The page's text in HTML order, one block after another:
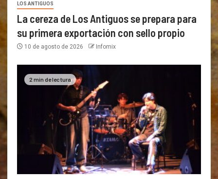
LOS ANTIGUOS
La cereza de Los Antiguos se prepara para
su primera exportación con sello propio
10 de agosto de 2026 Infomix
2 min de lectura